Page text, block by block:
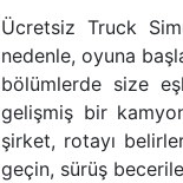
Ücretsiz Truck
nedenle, oyuna
bölümlerde size
gelişmiş bir
şirket, rotayı
geçin, sürüş